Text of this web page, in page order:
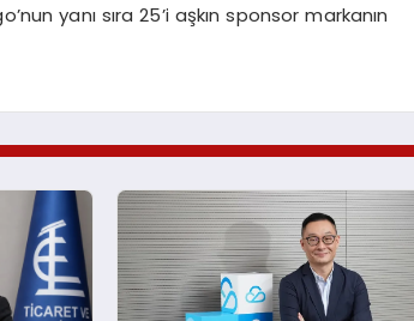
yanı sıra 25’i aşkın sponsor markanın